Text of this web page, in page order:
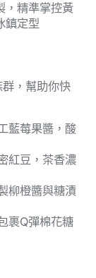
，精準掌控黃
鎮定型
，幫助你快
藍莓果醬，酸
紅豆，茶香濃
柳橙醬與糖漬
裹Q彈棉花糖